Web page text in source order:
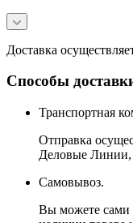
Доставка
Способы
Транспортная
Отправка
Деловые
Самовывоз.
Вы можете сами